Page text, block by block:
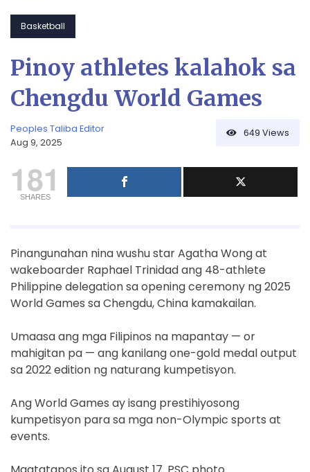
Basketball
Pinoy athletes kalahok sa
Chengdu World Games
Peoples Taliba Editor
Aug 9, 2025
649 Views
181
SHARES
Pinangunahan nina wushu star Agatha Wong at
wakeboarder Raphael Trinidad ang 48-athlete
Philippine delegation sa opening ceremony ng 2025
World Games sa Chengdu, China kamakailan.
Umaasa ang mga Filipinos na mapantay — or
mahigitan pa — ang kanilang one-gold medal output
sa 2022 edition ng naturang kumpetisyon.
Ang World Games ay isang prestihiyosong
kumpetisyon para sa mga non-Olympic sports at
events.